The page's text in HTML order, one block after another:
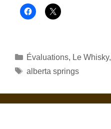
Catégories
Évaluations, Le Whisky,
Étiquettes
alberta springs